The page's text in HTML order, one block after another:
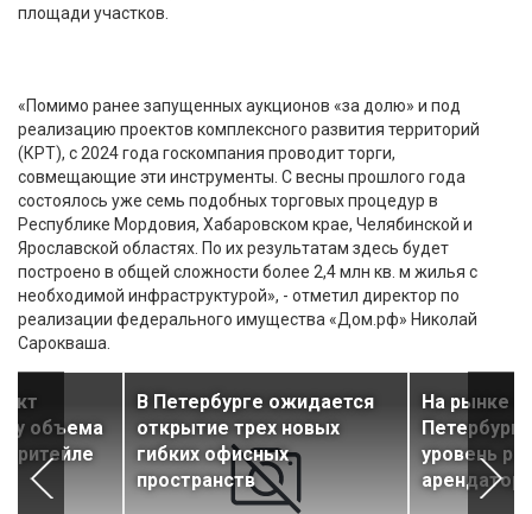
площади участков.
«Помимо ранее запущенных аукционов «за долю» и под
реализацию проектов комплексного развития территорий
(КРТ), с 2024 года госкомпания проводит торги,
совмещающие эти инструменты. С весны прошлого года
состоялось уже семь подобных торговых процедур в
Республике Мордовия, Хабаровском крае, Челябинской и
Ярославской областях. По их результатам здесь будет
построено в общей сложности более 2,4 млн кв. м жилья с
необходимой инфраструктурой», - отметил директор по
реализации федерального имущества «Дом.рф» Николай
Сарокваша.
объема
ритейле
В Петербурге ожидается
открытие трех новых
гибких офисных
пространств
На рынке
уровень